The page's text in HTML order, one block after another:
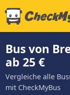
Bus von
ab 25 €
Vergleiche alle
mit CheckMyBus